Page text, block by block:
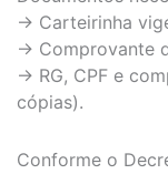
→ Carteirinha
→ Comprovante
→ RG, CPF e
cópias).
Conforme o